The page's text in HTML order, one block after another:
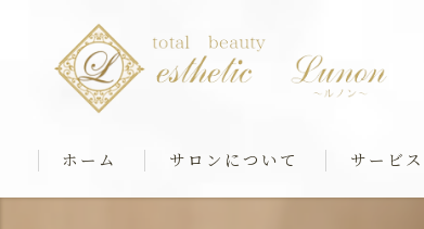
ホーム サロンについて サービス